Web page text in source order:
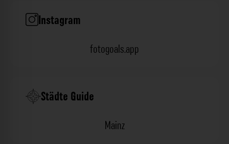
Instagram
fotogoals.app
Städte Guide
Mainz